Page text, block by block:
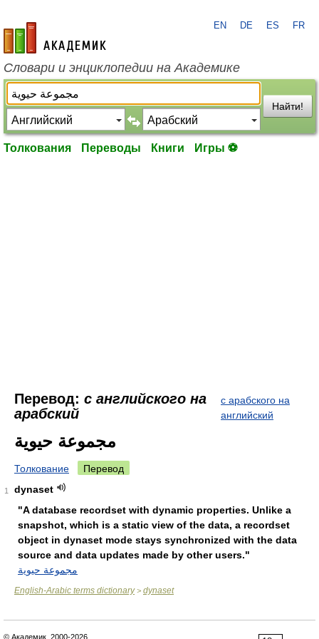
academic.ru
EN DE ES FR
Словари и энциклопедии на Академике
Найти!
Толкования Переводы Книги Игры ⚽
Перевод: с английского на
арабский
с арабского на
английский
مجموعة حيوية
Толкование Перевод
1
dynaset
"A database recordset with dynamic properties. Unlike a
snapshot, which is a static view of the data, a recordset
object in dynaset mode stays synchronized with the data
source and data updates made by other users."
مجموعة حيوية
English-Arabic terms dictionary> dynaset
© Академик, 2000-2026